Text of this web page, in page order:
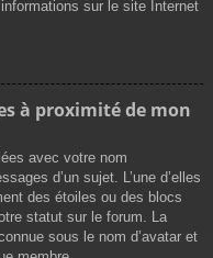
sur le site Internet
à proximité de mon
avec votre nom
d’un sujet. L’une d’elles
des étoiles ou des blocs
statut sur le forum. La
sous le nom d’avatar et